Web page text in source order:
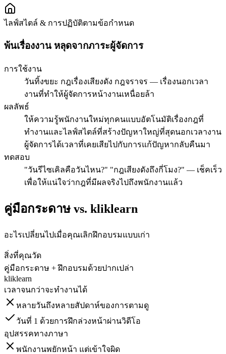
ไลฟ์สไตล์ & การปฏิบัติตามข้อกำหนด
พ้นเรื่องงาน หลุดจากภาระผู้จัดการ
การใช้งาน
วันทิ้งขยะ กฎเรื่องเสียงดัง กฎจราจร — เรื่องนอกเวลา
งานที่ทำให้ผู้จัดการหน้างานเหนื่อยล้า
ผลลัพธ์
ให้ความรู้พนักงานใหม่ทุกคนแบบอัตโนมัติเรื่องกฎที่
ทำงานและไลฟ์สไตล์ที่สร้างปัญหาใหญ่ที่สุดนอกเวลางาน
ผู้จัดการได้เวลาที่เคยเสียไปกับการแก้ปัญหากลับคืนมา
ทดสอบ
"วันรีไซเคิลคือวันไหน?" "กฎเสียงดังถึงกี่โมง?" — เช็คเร็ว
เพื่อให้แน่ใจว่ากฎที่มีผลจริงไปถึงพนักงานแล้ว
คู่มือกระดาษ vs. kliklearn
อะไรเปลี่ยนไปเมื่อคุณเลิกฝึกอบรมแบบเก่า
สิ่งที่คุณวัด
คู่มือกระดาษ + ฝึกอบรมด้วยปากเปล่า
kliklearn
เวลาจนกว่าจะทำงานได้
หลายวันถึงหลายสัปดาห์ของการตามดู
วันที่ 1 ด้วยการฝึกล่วงหน้าผ่านวิดีโอ
อุปสรรคทางภาษา
พนักงานพยักหน้า แต่เข้าใจผิด